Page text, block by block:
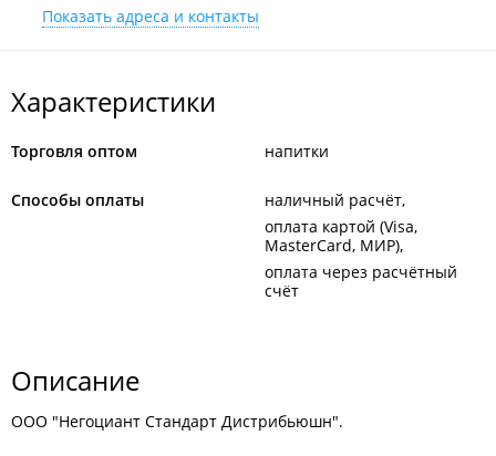
Показать адреса и контакты
Характеристики
Торговля оптом напитки
Способы оплаты
наличный расчёт
оплата картой (Visa,
MasterCard, МИР)
оплата через расчётный
счёт
Описание
ООО "Негоциант Стандарт Дистрибьюшн".